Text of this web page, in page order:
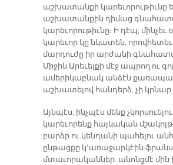
աշխատանքի կարեւորութիւնը
աշխատանքին դիմաց
կարեւորութիւնը։ Ի դէպ, մինչեւ
կարեւոր կը նկատեն, որովհետեւ
մարդուժը իր արժանի
Միջին Արեւելքի մէջ ապրող ու
ամերիկաբնակ անձէն
աշխատելով հանդերձ, չի կրնար
Այնպէս, ինչպէս մենք
կարեւորենք հայկական
բարձր ու կենդանի պահելու
ընթացքը կ՚առաջարկէին
մտաւորականներ. անոնցմէ